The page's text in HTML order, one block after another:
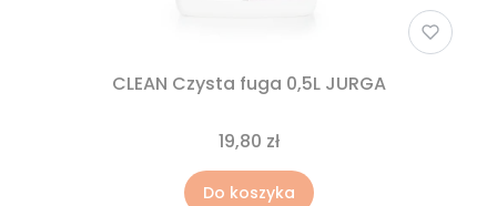
CLEAN Czysta fuga 0,5L JURGA
19,80 zł
Do koszyka